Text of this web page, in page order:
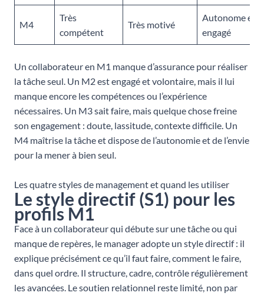
M4
Très
compétent
Très motivé
Autonome et
engagé
Un collaborateur en M1 manque d’assurance pour réaliser
la tâche seul. Un M2 est engagé et volontaire, mais il lui
manque encore les compétences ou l’expérience
nécessaires. Un M3 sait faire, mais quelque chose freine
son engagement : doute, lassitude, contexte difficile. Un
M4 maîtrise la tâche et dispose de l’autonomie et de l’envie
pour la mener à bien seul.
Les quatre styles de management et quand les utiliser
Le style directif (S1) pour les
profils M1
Face à un collaborateur qui débute sur une tâche ou qui
manque de repères, le manager adopte un style directif : il
explique précisément ce qu’il faut faire, comment le faire,
dans quel ordre. Il structure, cadre, contrôle régulièrement
les avancées. Le soutien relationnel reste limité, non par